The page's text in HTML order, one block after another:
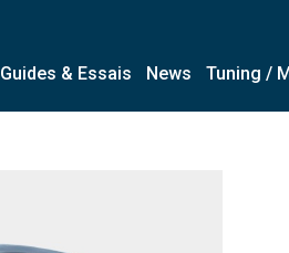
Guides & Essais News Tuning /